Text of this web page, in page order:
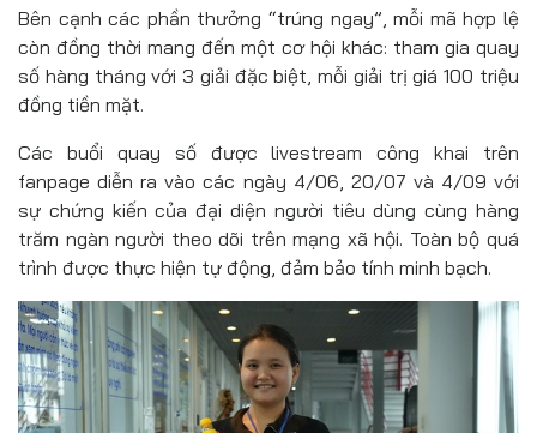
Bên cạnh các phần thưởng “trúng ngay”, mỗi mã hợp lệ
còn đồng thời mang đến một cơ hội khác: tham gia quay
số hàng tháng với 3 giải đặc biệt, mỗi giải trị giá 100 triệu
đồng tiền mặt.
Các buổi quay số được livestream công khai trên
fanpage diễn ra vào các ngày 4/06, 20/07 và 4/09 với
sự chứng kiến của đại diện người tiêu dùng cùng hàng
trăm ngàn người theo dõi trên mạng xã hội. Toàn bộ quá
trình được thực hiện tự động, đảm bảo tính minh bạch.